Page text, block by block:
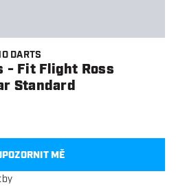
DARTS
- Fit Flight Ross
Standard
MĚ